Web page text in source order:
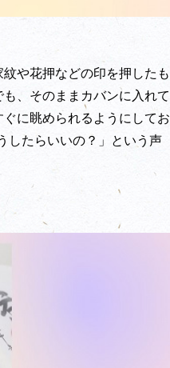
や花押などの印を押したも
、そのままカバンに入れて
に眺められるようにしてお
したらいいの？」という声